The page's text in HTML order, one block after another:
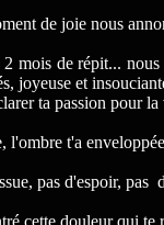
de joie nous
2 mois de répit...
joyeuse et
ta passion pour la
l'ombre t'a
pas d'espoir, pas
cette douleur qui te